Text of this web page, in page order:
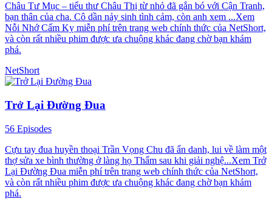
Châu Tư Mục – tiểu thư Châu Thị từ nhỏ đã gắn bó với Cận Tranh,
bạn thân của cha. Cô dần nảy sinh tình cảm, còn anh xem ...Xem
Nỗi Nhớ Cấm Kỵ miễn phí trên trang web chính thức của NetShort,
và còn rất nhiều phim được ưa chuộng khác đang chờ bạn khám
phá.
NetShort
Trở Lại Đường Đua
56 Episodes
Cựu tay đua huyền thoại Trần Vọng Chu đã ẩn danh, lui về làm một
thợ sửa xe bình thường ở làng họ Thẩm sau khi giải nghệ...Xem Trở
Lại Đường Đua miễn phí trên trang web chính thức của NetShort,
và còn rất nhiều phim được ưa chuộng khác đang chờ bạn khám
phá.